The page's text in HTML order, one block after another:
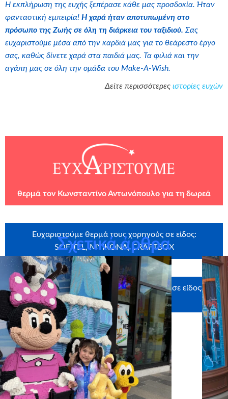
Η εκπλήρωση της ευχής ξεπέρασε κάθε μας προσδοκία. Ήταν
φανταστική εμπειρία! Η χαρά ήταν αποτυπωμένη στο
πρόσωπο της Ζωής σε όλη τη διάρκεια του ταξιδιού. Σας
ευχαριστούμε μέσα από την καρδιά μας για το θεάρεστο έργο
σας, καθώς δίνετε χαρά στα παιδιά μας. Τα φιλιά και την
αγάπη μας σε όλη την ομάδα του Make-A-Wish.
Δείτε περισσότερες ιστορίες ευχών
θερμά τον Κωνσταντίνο Αντωνόπουλο για τη δωρεά
Ευχαριστούμε θερμά τους χορηγούς σε είδος:
SOFITEL, MYIKONA, CRAFTBOX
Ευχαριστούμε θερμά τους υποστηρικτές σε είδος:
UNIGLOBE
Σχετικά άρθρα